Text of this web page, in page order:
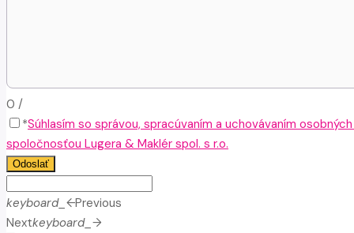
0 /
*Súhlasím so správou, spracúvaním a uchovávaním
spoločnosťou Lugera & Maklér spol. s r.o.
Odoslať
keyboard_arrow_leftPrevious
Nextkeyboard_arrow_right